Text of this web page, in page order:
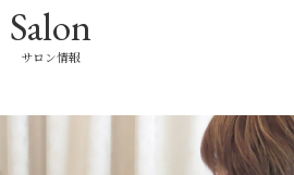
Salon
サロン情報